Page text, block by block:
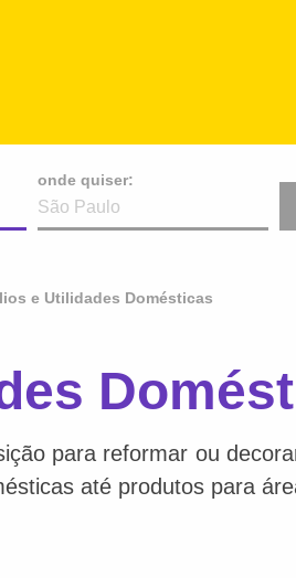
onde quiser:
e Utilidades Domésticas
para reformar ou
até produtos para